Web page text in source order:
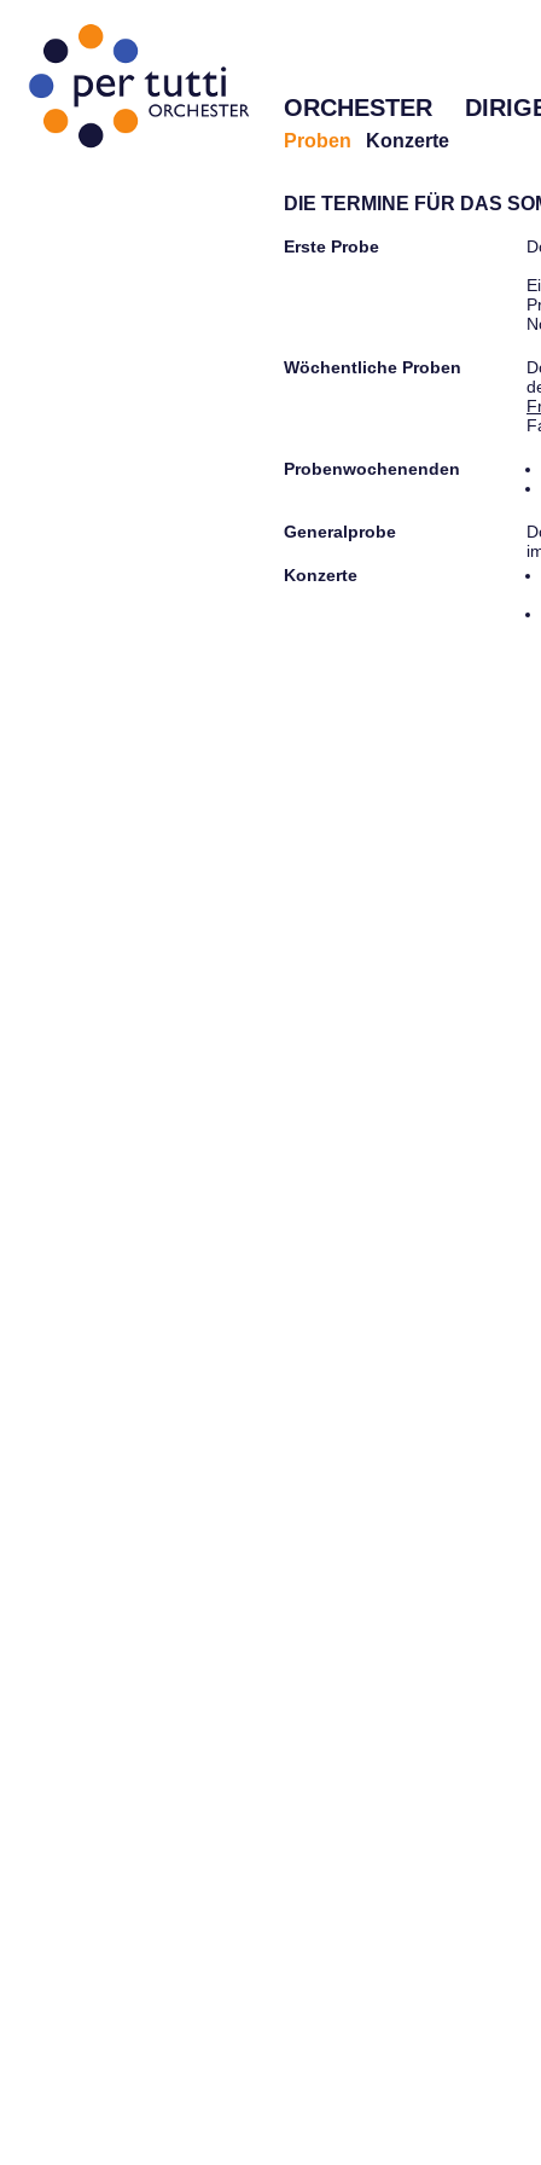
ORCHESTER
Proben Konzerte
DIE TERMINE FÜR DAS
Erste Probe
Wöchentliche Proben
Probenwochenenden
Generalprobe
Konzerte